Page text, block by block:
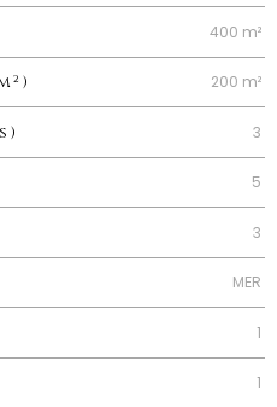
400 m²
200 m²
3
5
3
MER
1
1